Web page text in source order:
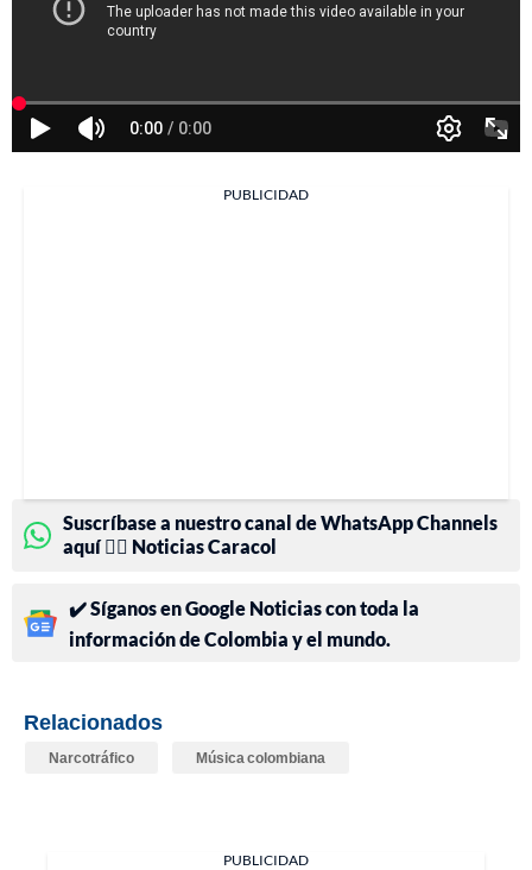
PUBLICIDAD
Suscríbase a nuestro canal de WhatsApp Channels
aquí 👉🏻 Noticias Caracol
✔️ Síganos en Google Noticias con toda la
información de Colombia y el mundo.
Relacionados
Narcotráfico Música colombiana
PUBLICIDAD